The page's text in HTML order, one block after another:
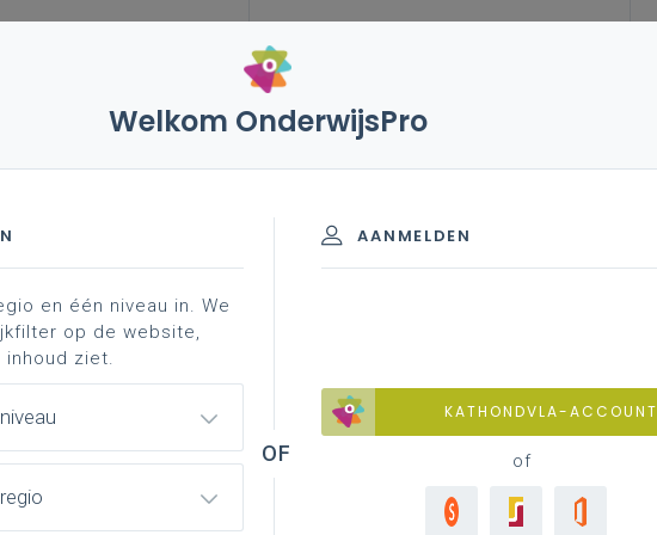
vakken en leerplannen 3de graad
materiaal lesfiche ' ...
- D-finaliteit
professionalisering
schrijven)
Welkom OnderwijsPro
AANMELDEN
KATHONDVLA-ACCOUNT
of
en één niveau in. We
op de website,
ziet.